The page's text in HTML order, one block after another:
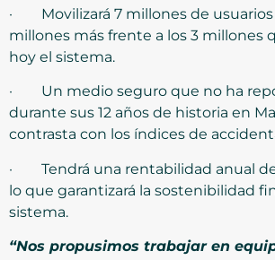
· Movilizará 7 millones de usuarios
millones más frente a los 3 millones
hoy el sistema.
· Un medio seguro que no ha
durante sus 12 años de historia en
contrasta con los índices de
· Tendrá una rentabilidad anual
lo que garantizará la sostenibilidad
sistema.
“Nos propusimos trabajar en